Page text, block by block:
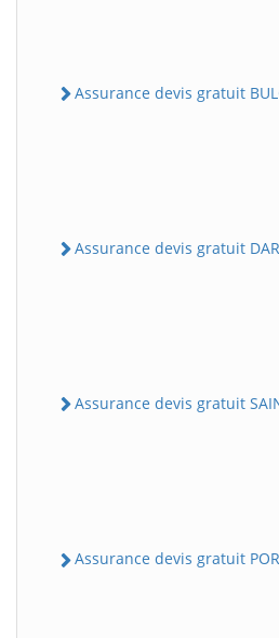
Assurance devis gratuit
Assurance devis gratuit
Assurance devis gratuit
Assurance devis gratuit